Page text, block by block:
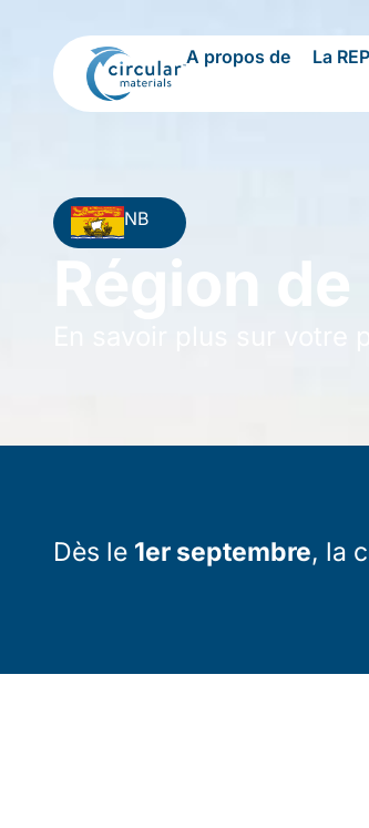
A propos de La
NB
Région
En savoir plus sur votre
Dès le 1er septembre, la